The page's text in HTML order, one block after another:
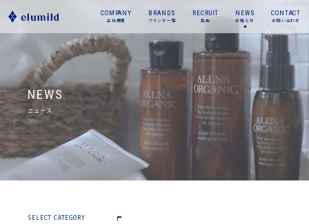
COMPANY
会社概要
BRANDS
ブランド一覧
RECRUIT
採用
NEWS
お知らせ
CONTACT
お問い合わせ
NEWS
ニュース
SELECT CATEGORY